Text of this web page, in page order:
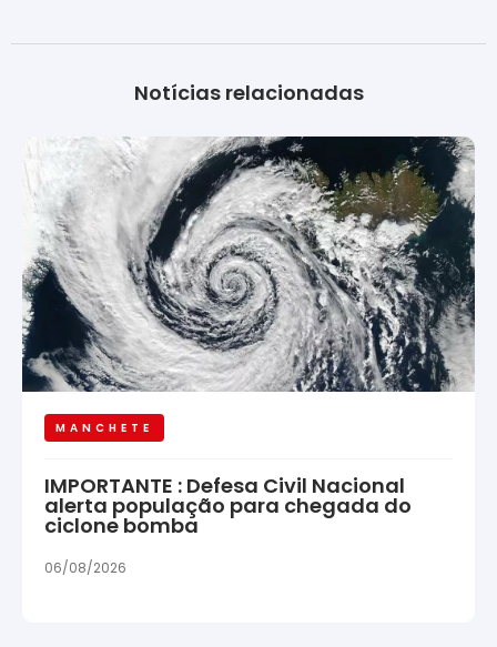
Notícias relacionadas
MANCHETE
IMPORTANTE : Defesa Civil Nacional
alerta população para chegada do
ciclone bomba
06/08/2026